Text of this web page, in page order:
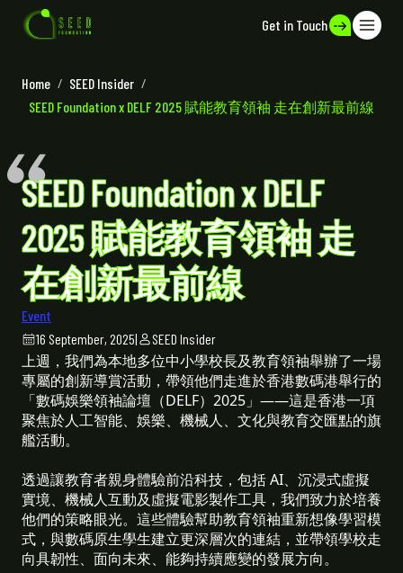
Get in Touch
Home / SEED Insider /
SEED Foundation x DELF 2025 賦能教育領袖 走在創新最前線
SEED Foundation x DELF
2025 賦能教育領袖 走
在創新最前線
Event
16 September, 2025| SEED Insider
上週，我們為本地多位中小學校長及教育領袖舉辦了一場
專屬的創新導賞活動，帶領他們走進於香港數碼港舉行的
「數碼娛樂領袖論壇（DELF）2025」——這是香港一項
聚焦於人工智能、娛樂、機械人、文化與教育交匯點的旗
艦活動。
透過讓教育者親身體驗前沿科技，包括 AI、沉浸式虛擬
實境、機械人互動及虛擬電影製作工具，我們致力於培養
他們的策略眼光。這些體驗幫助教育領袖重新想像學習模
式，與數碼原生學生建立更深層次的連結，並帶領學校走
向具韌性、面向未來、能夠持續應變的發展方向。